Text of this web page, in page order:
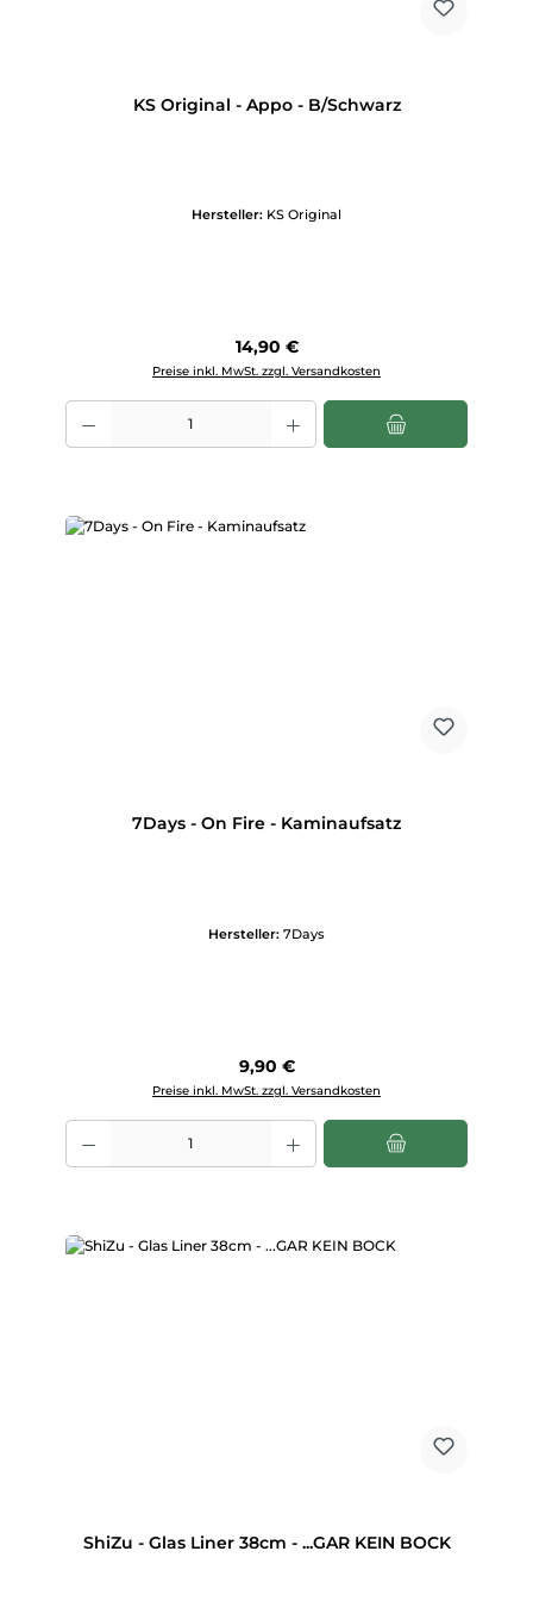
KS Original - Appo - B/Schwarz
Hersteller: KS Original
Regulärer Preis:
14,90 €
Preise inkl. MwSt. zzgl. Versandkosten
Produkt Anzahl: Gib den gewünschten Wert ein oder benutze die
7Days - On Fire - Kaminaufsatz
Hersteller: 7Days
Regulärer Preis:
9,90 €
Preise inkl. MwSt. zzgl. Versandkosten
Produkt Anzahl: Gib den gewünschten Wert ein oder benutze die
ShiZu - Glas Liner 38cm - ...GAR KEIN BOCK